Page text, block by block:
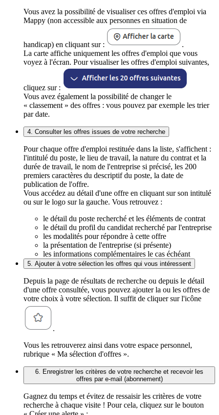
Vous avez la possibilité de visualiser ces offres d'emploi via
Mappy (non accessible aux personnes en situation de
handicap) en cliquant sur :
.
La carte affiche uniquement les offres d'emploi que vous
voyez à l'écran. Pour visualiser les offres d'emploi suivantes,
cliquez sur :
Vous avez également la possibilité de changer le
« classement » des offres : vous pouvez par exemple les trier
par date.
4. Consulter les offres issues de votre recherche
Pour chaque offre d'emploi restituée dans la liste, s'affichent :
l'intitulé du poste, le lieu de travail, la nature du contrat et la
durée de travail, le nom de l'entreprise si précisé, les 200
premiers caractères du descriptif du poste, la date de
publication de l'offre.
Vous accédez au détail d'une offre en cliquant sur son intitulé
ou sur le logo sur la gauche. Vous retrouvez :
le détail du poste recherché et les éléments de contrat
le détail du profil du candidat recherché par l'entreprise
les modalités pour répondre à cette offre
la présentation de l'entreprise (si présente)
les informations complémentaires le cas échéant
5. Ajouter à votre sélection les offres qui vous intéressent
Depuis la page de résultats de recherche ou depuis le détail
d'une offre consultée, vous pouvez ajouter la ou les offres de
votre choix à votre sélection. Il suffit de cliquer sur l'icône
.
Vous les retrouverez ainsi dans votre espace personnel,
rubrique « Ma sélection d'offres ».
6. Enregistrer les critères de votre recherche et recevoir les
offres par e-mail (abonnement)
Gagnez du temps et évitez de ressaisir les critères de votre
recherche à chaque visite ! Pour cela, cliquez sur le bouton